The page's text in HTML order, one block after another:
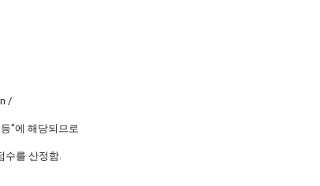
/
"에 해당되므로
수를 산정함.